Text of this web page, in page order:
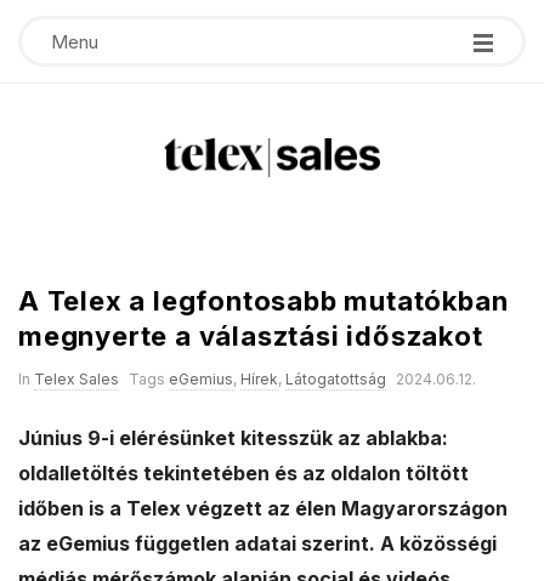
Menu
l
e
x
s
A Telex a legfontosabb mutatókban
megnyerte a választási időszakot
In Telex Sales Tags eGemius, Hírek, Látogatottság 2024.06.12.
Június 9-i elérésünket kitesszük az ablakba:
oldalletöltés tekintetében és az oldalon töltött
időben is a Telex végzett az élen Magyarországon
az eGemius független adatai szerint. A közösségi